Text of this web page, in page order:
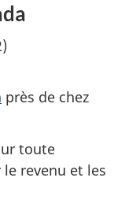
près de chez
toute
revenu et les